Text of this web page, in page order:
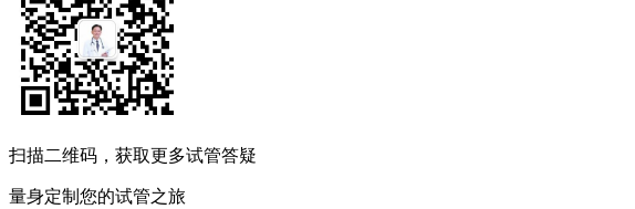
扫描二维码，获取更多试管答疑
量身定制您的试管之旅